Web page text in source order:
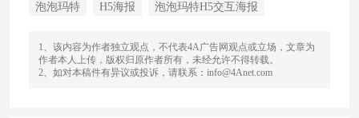
泡泡玛特 H5海报 泡泡玛特H5交互海报
1、该内容为作者独立观点，不代表4A广告网观点或立场，文章为
作者本人上传，版权归原作者所有，未经允许不得转载。
2、如对本稿件有异议或投诉，请联系：info@4Anet.com